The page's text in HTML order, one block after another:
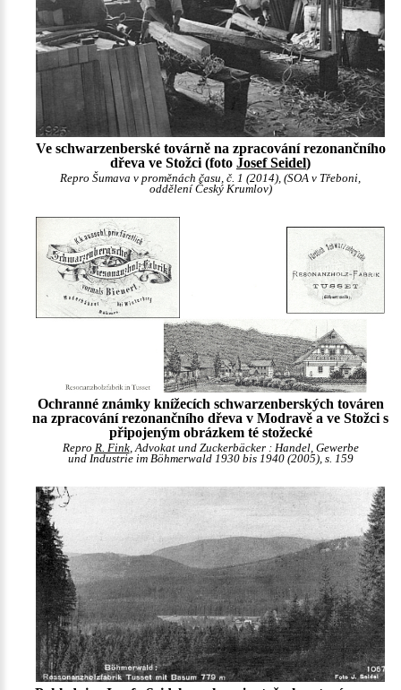
Ve schwarzenberské továrně na zpracování rezonančního
dřeva ve Stožci (foto Josef Seidel)
Repro Šumava v proměnách času, č. 1 (2014), (SOA v Třeboni,
oddělení Český Krumlov)
Ochranné známky knížecích schwarzenberských továren
na zpracování rezonančního dřeva v Modravě a ve Stožci s
připojeným obrázkem té stožecké
Repro R. Fink, Advokat und Zuckerbäcker : Handel, Gewerbe
und Industrie im Böhmerwald 1930 bis 1940 (2005), s. 159